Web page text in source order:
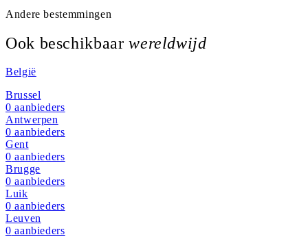
Andere bestemmingen
Ook beschikbaarwereldwijd
België
Brussel
0 aanbieders
Antwerpen
0 aanbieders
Gent
0 aanbieders
Brugge
0 aanbieders
Luik
0 aanbieders
Leuven
0 aanbieders